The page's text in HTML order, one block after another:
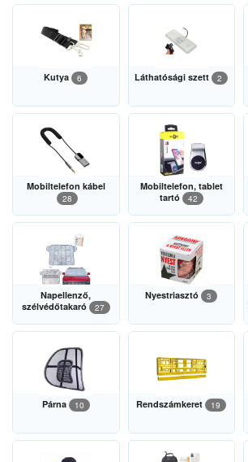
Kutya 6 Láthatósági szett 2
Mobiltelefon kábel
28
Mobiltelefon, tablet
tartó
42
Napellenző,
szélvédőtakaró
27
Nyestriasztó 3
Párna 10 Rendszámkeret 19